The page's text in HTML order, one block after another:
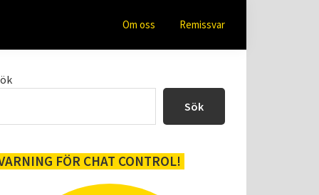
Om oss Remissvar
Sök
FÖR CHAT CONTROL!